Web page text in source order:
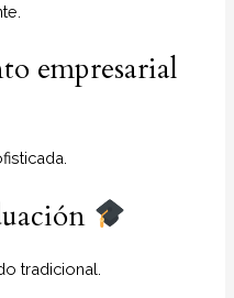
empresarial
tradicional.